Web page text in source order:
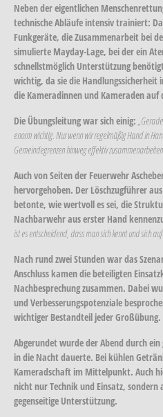
Neben der eigentlichen
technische Abläufe intensiv trainiert:
Funkgeräte, die Zusammenarbeit bei
simulierte Mayday-Lage, bei der ein
schnellstmöglich Unterstützung
wichtig, da sie die
die Kameradinnen und Kameraden
Die Übungsleitung war sich einig:
enorm wichtig. Nur wenn wir regelmäßig Hand in
Gemeindegrenzen hinweg effektiv
Auch von Seiten der Feuerwehr
hervorgehoben. Der Löschzugführer
betonte, wie wertvoll es sei, die
Nachbarwehr aus erster Hand
ist es entscheidend, dass man sich kennt und sich
Nach rund zwei Stunden war das
Anschluss kamen die beteiligten
Nachbesprechung zusammen. Dabei
und Verbesserungspotenziale
wichtiger Bestandteil jeder Großübung.
Abgerundet wurde der Abend durch
in die Nacht dauerte. Bei kühlen
Kameradschaft im Mittelpunkt. Auch
nicht nur Technik und Einsatz, sondern
gegenseitige Unterstützung.